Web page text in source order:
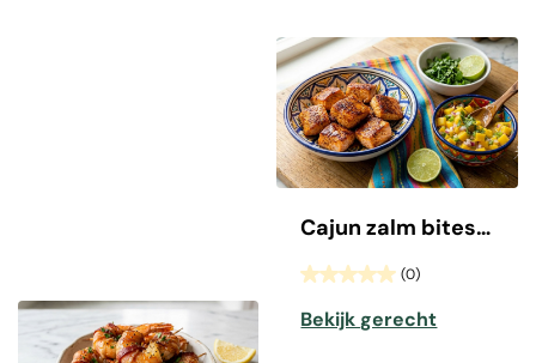
Cajun zalm bites met mango salsa
(0)
Bekijk gerecht